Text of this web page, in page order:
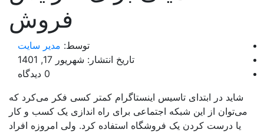
فروش
توسط:مدیر سایت
تاریخ انتشار: شهریور 17, 1401
شاید در ابتدای تاسیس اینستاگرام کمتر کسی فکر می‌کرد که
از این شبکه اجتماعی برای راه اندازی یک کسب و کار
یا درست کردن یک فروشگاه استفاده کرد. ولی امروزه افراد